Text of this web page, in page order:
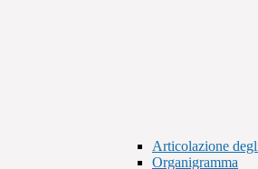
Articolazione
Organigramma